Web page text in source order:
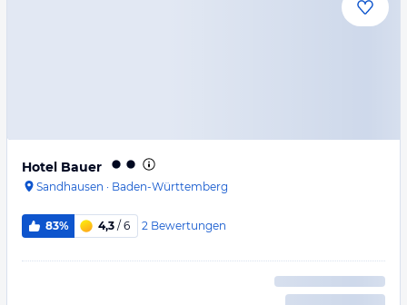
Hotel Bauer
Sandhausen · Baden-Württemberg
83% 4,3 / 6 2 Bewertungen